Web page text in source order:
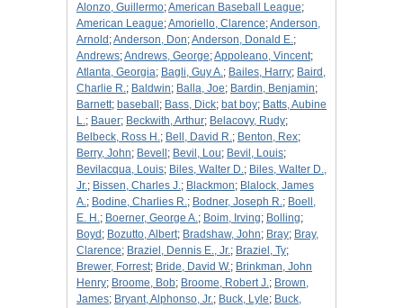
Alonzo, Guillermo;American Baseball League;
American League;Amoriello, Clarence;Anderson,
Arnold ;Anderson, Don;Anderson, Donald E.;
Andrews;Andrews, George;Appoleano, Vincent;
Atlanta, Georgia; Bagli, Guy A.; Bailes, Harry; Baird,
Charlie R.; Baldwin; Balla, Joe; Bardin, Benjamin;
Barnett; baseball ; Bass, Dick; bat boy; Batts, Aubine
L.; Bauer; Beckwith, Arthur; Belacovy, Rudy;
Belbeck, Ross H.; Bell, David R.; Benton, Rex;
Berry, John; Bevell ; Bevil, Lou; Bevil, Louis;
Bevilacqua, Louis; Biles, Walter D.; Biles, Walter D.,
Jr.; Bissen, Charles J.; Blackmon; Blalock, James
A.; Bodine, Charlies R.; Bodner, Joseph R.; Boell,
E. H.; Boerner, George A.; Boim, Irving; Bolling;
Boyd ; Bozutto, Albert; Bradshaw, John; Bray; Bray,
Clarence; Braziel, Dennis E., Jr.; Braziel, Ty;
Brewer, Forrest; Bride, David W.; Brinkman, John
Henry; Broome, Bob; Broome, Robert J.; Brown,
James; Bryant, Alphonso, Jr.; Buck, Lyle; Buck,